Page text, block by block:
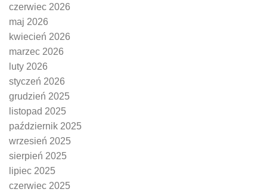
czerwiec 2026
maj 2026
kwiecień 2026
marzec 2026
luty 2026
styczeń 2026
grudzień 2025
listopad 2025
październik 2025
wrzesień 2025
sierpień 2025
lipiec 2025
czerwiec 2025